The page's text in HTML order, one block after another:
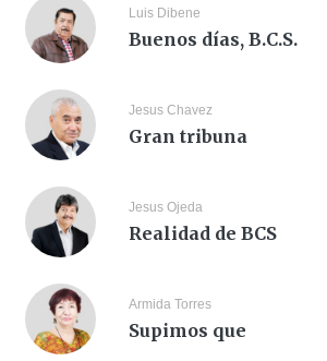
Luis Dibene
Buenos días, B.C.S.
Jesus Chavez
Gran tribuna
Jesus Ojeda
Realidad de BCS
Armida Torres
Supimos que